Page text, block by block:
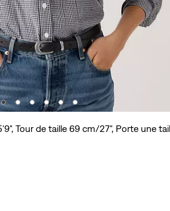
Tour de taille 69 cm/27", Porte une